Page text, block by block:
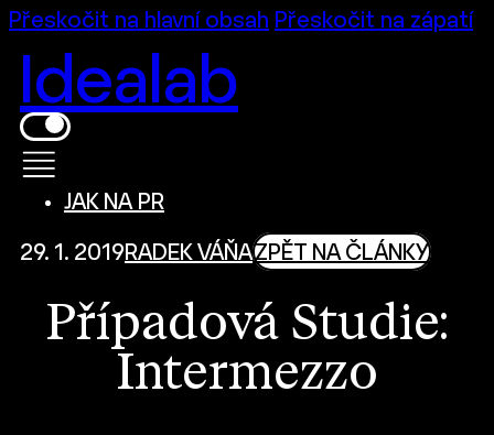
Přeskočit na hlavní obsah Přeskočit na zápatí
Idealab
JAK NA PR
29. 1. 2019 RADEK VÁŇAZPĚT NA ČLÁNKY
Případová Studie:
Intermezzo